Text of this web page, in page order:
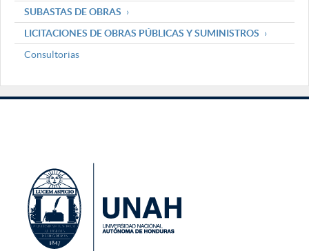
SUBASTAS DE OBRAS
LICITACIONES DE OBRAS PÚBLICAS Y SUMINISTROS
Consultorias